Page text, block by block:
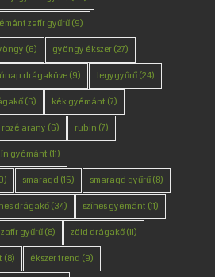
zafír gyűrű(9)
(6) gyöngy ékszer(27)
drágaköve(9) Jegygyűrű(24)
(6) kék gyémánt (7)
rozé arany (6) rubin (7)
gyémánt (11)
smaragd (15) smaragd gyűrű(8)
drágakő(34) színes gyémánt (11)
zafír gyűrű(8) zöld drágakő(11)
(8) ékszer trend (9)